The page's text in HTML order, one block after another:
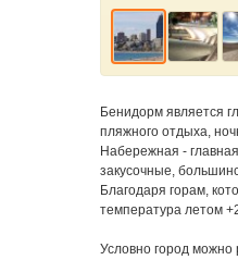
Бенидорм является
пляжного отдыха,
Набережная -
закусочные,
Благодаря горам,
температура летом
Условно город можно